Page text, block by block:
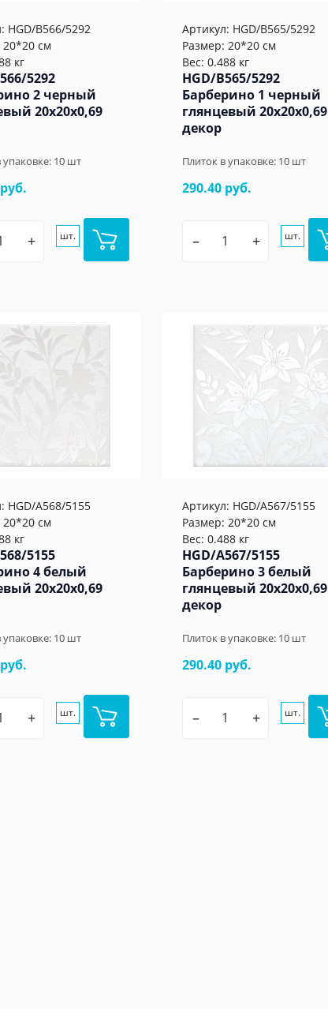
HGD/B566/5292
20*20 см
кг
5292
2 черный
20x20x0,69
упаковке: 10 шт
+ шт.
Артикул: HGD/B565/5292
Размер: 20*20 см
Вес: 0.488 кг
HGD/B565/5292
Барберино 1 черный
глянцевый 20x20x0,69
декор
Плиток в упаковке: 10 шт
290.40 руб.
– + шт.
HGD/A568/5155
20*20 см
кг
5155
4 белый
20x20x0,69
упаковке: 10 шт
+ шт.
Артикул: HGD/A567/5155
Размер: 20*20 см
Вес: 0.488 кг
HGD/A567/5155
Барберино 3 белый
глянцевый 20x20x0,69
декор
Плиток в упаковке: 10 шт
290.40 руб.
– + шт.